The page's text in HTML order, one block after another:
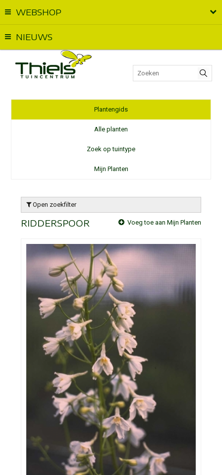
WEBSHOP
NIEUWS
Plantengids
Alle planten
Zoek op tuintype
Mijn Planten
Open zoekfilter
RIDDERSPOOR Voeg toe aan Mijn Planten